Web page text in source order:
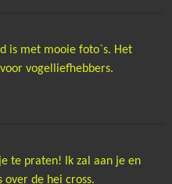
is met mooie foto`s. Het
vogelliefhebbers.
te praten! Ik zal aan je en
over de hei cross.